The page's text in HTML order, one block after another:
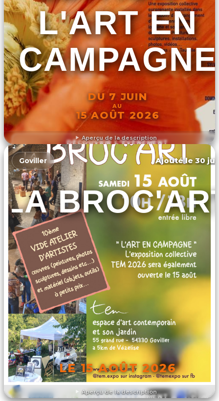
Aperçu de la description
L'ART EN
CAMPAGNE
DU 7 JUIN
AU
15 AOÛT 2026
DÉCOUVRIR L'ÉVÉNEMENT
Aperçu de la description
Goviller Ajouté le 30
LA
LE 15 AOÛT 2026
DÉCOUVRIR L'ÉVÉNEMENT